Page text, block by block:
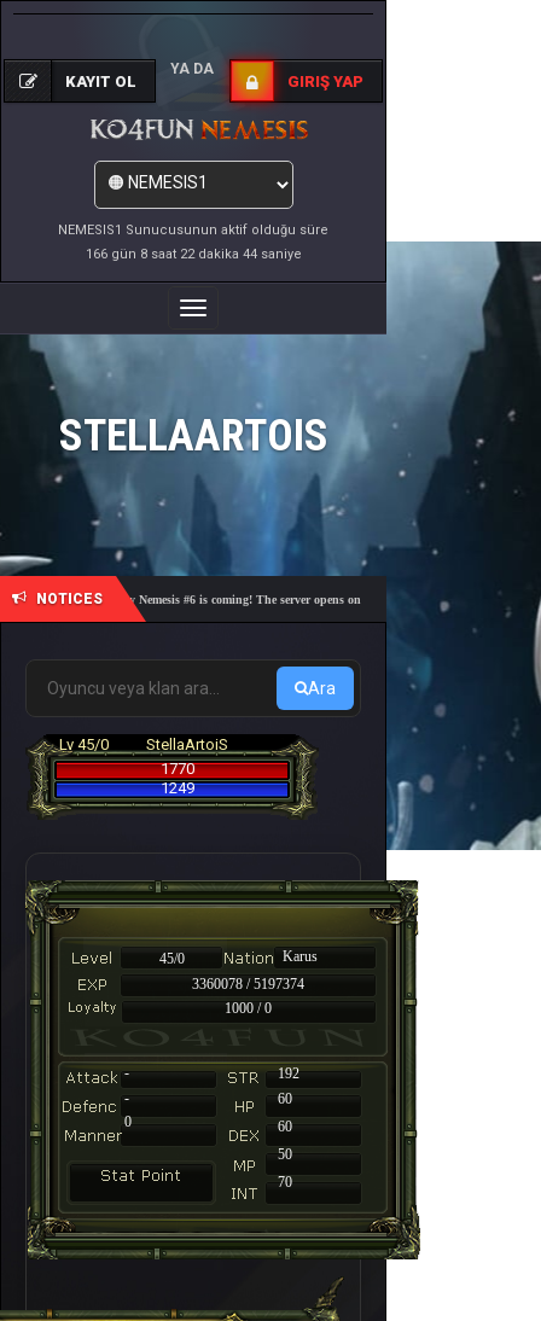
NEMESIS1 Sunucusunun aktif olduğu süre
166 gün 8 saat 22 dakika 44 saniye
KAYIT OL
YA DA
GIRIŞ YAP
Menüyü
Değiştir
STELLAARTOIS
NOTICES
🎓 Academy Nemesis #6 is coming! The server opens on Friday, August 7 at 21:00 – Are you
Ara
Lv 45/0
StellaArtoiS
1770
1249
45/0
Karus
3360078 / 5197374
1000 / 0
-
192
-
60
60
50
70
0